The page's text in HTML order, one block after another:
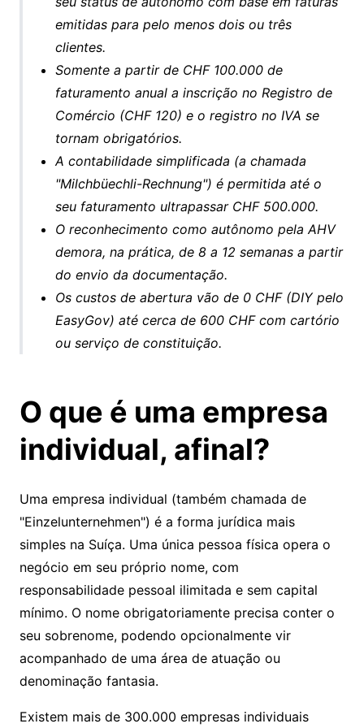
emitidas para pelo menos dois ou três
clientes.
Somente a partir de CHF 100.000 de
faturamento anual a inscrição no Registro de
Comércio (CHF 120) e o registro no IVA se
tornam obrigatórios.
A contabilidade simplificada (a chamada
"Milchbüechli-Rechnung") é permitida até o
seu faturamento ultrapassar CHF 500.000.
O reconhecimento como autônomo pela AHV
demora, na prática, de 8 a 12 semanas a partir
do envio da documentação.
Os custos de abertura vão de 0 CHF (DIY pelo
EasyGov) até cerca de 600 CHF com cartório
ou serviço de constituição.
O que é uma empresa
individual, afinal?
Uma empresa individual (também chamada de
"Einzelunternehmen") é a forma jurídica mais
simples na Suíça. Uma única pessoa física opera o
negócio em seu próprio nome, com
responsabilidade pessoal ilimitada e sem capital
mínimo. O nome obrigatoriamente precisa conter o
seu sobrenome, podendo opcionalmente vir
acompanhado de uma área de atuação ou
denominação fantasia.
Existem mais de 300.000 empresas individuais